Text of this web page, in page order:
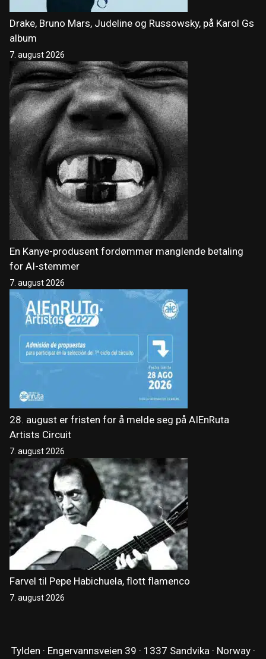
Drake, Bruno Mars, Judeline og Russowsky, på Karol Gs
album
7. august 2026
En Kanye-produsent fordømmer manglende betaling
for AI-stemmer
7. august 2026
28. august er fristen for å melde seg på AIEnRuta
Artists Circuit
7. august 2026
Farvel til Pepe Habichuela, flott flamenco
7. august 2026
Tylden · Engervannsveien 39 · 1337 Sandvika · Norway ·